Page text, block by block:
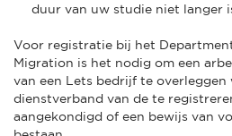
duur van uw studie niet langer
Voor registratie bij het
Migration is het nodig om een
van een Lets bedrijf te overleggen
dienstverband van de te
aangekondigd of een bewijs van